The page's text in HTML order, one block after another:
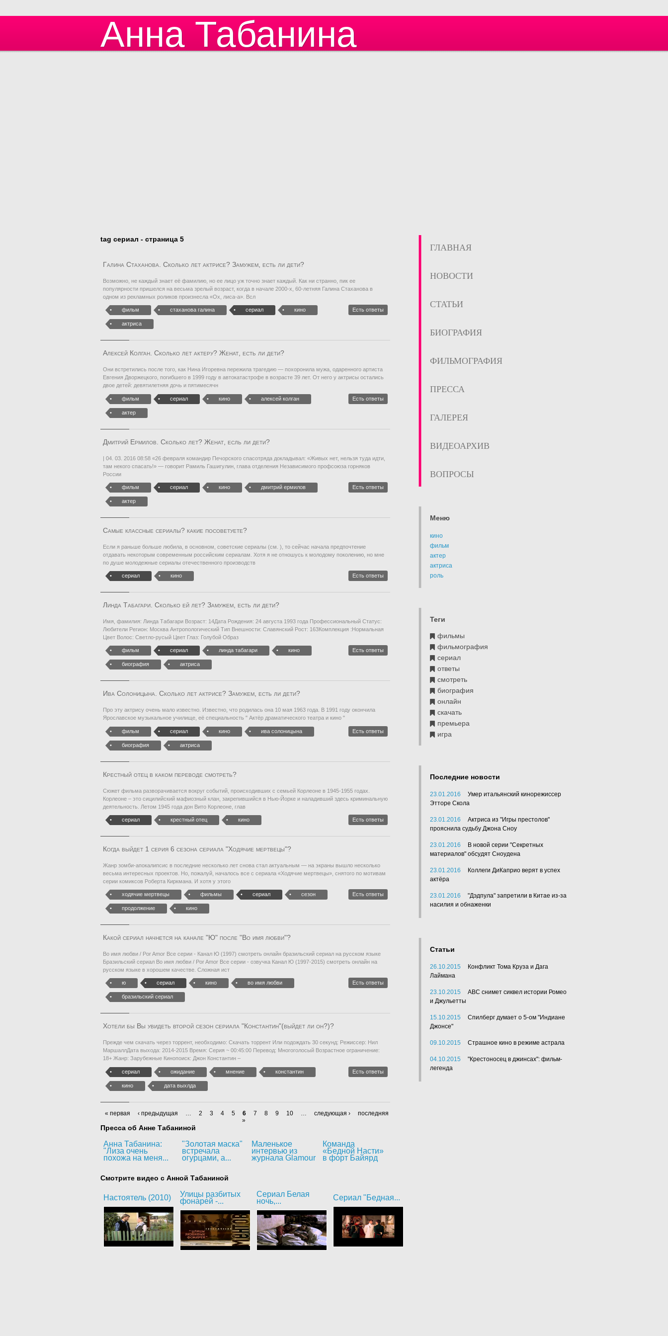
Анна Табанина
tag сериал - страница 5
Галина Стаханова. Сколько лет актрисе? Замужем, есть ли дети?
Возможно, не каждый знает её фамилию, но ее лицо уж точно знает каждый. Как ни странно, пик ее
популярности пришелся на весьма зрелый возраст, когда в начале 2000-х, 60-летняя Галина Стаханова в
одном из рекламных роликов произнесла «Ох, лиса-а». Всл
фильм стаханова галина сериал кино
актриса
Есть ответы
Алексей Колган. Сколько лет актеру? Женат, есть ли дети?
Они встретились после того, как Нина Игоревна пережила трагедию — похоронила мужа, одаренного артиста
Евгения Дворжецкого, погибшего в 1999 году в автокатастрофе в возрасте 39 лет. От него у актрисы остались
двое детей: девятилетняя дочь и пятимесячн
фильм сериал кино алексей колган
актер
Есть ответы
Дмитрий Ермилов. Сколько лет? Женат, есль ли дети?
| 04. 03. 2016 08:58 «26 февраля командир Печорского спасотряда докладывал: «Живых нет, нельзя туда идти,
там некого спасать!» — говорит Рамиль Гашигулин, глава отделения Независимого профсоюза горняков
России
фильм сериал кино дмитрий ермилов
актер
Есть ответы
Самые классные сериалы? какие посоветуете?
Если я раньше больше любила, в основном, советские сериалы (см. ), то сейчас начала предпочтение
отдавать некоторым современным российским сериалам. Хотя я не отношусь к молодому поколению, но мне
по душе молодежные сериалы отечественного производств
сериал кино Есть ответы
Линда Табагари. Сколько ей лет? Замужем, есть ли дети?
Имя, фамилия: Линда Табагари Возраст: 14Дата Рождения: 24 августа 1993 года Профессиональный Статус:
Любители Регион: Москва Антропологический Тип Внешности: Славянский Рост: 163Комплекция :Нормальная
Цвет Волос: Светло-русый Цвет Глаз: Голубой Образ
фильм сериал линда табагари кино
биография актриса
Есть ответы
Ива Солоницына. Сколько лет актрисе? Замужем, есть ли дети?
Про эту актрису очень мало известно. Известно, что родилась она 10 мая 1963 года. В 1991 году окончила
Ярославское музыкальное училище, её специальность " Актёр драматического театра и кино "
фильм сериал кино ива солоницына
биография актриса
Есть ответы
Крестный отец в каком переводе смотреть?
Сюжет фильма разворачивается вокруг событий, происходивших с семьей Корлеоне в 1945-1955 годах.
Корлеоне – это сицилийский мафиозный клан, закрепившийся в Нью-Йорке и наладивший здесь криминальную
деятельность. Летом 1945 года дон Вито Корлеоне, глав
сериал крестный отец кино Есть ответы
Когда выйдет 1 серия 6 сезона сериала "Ходячие мертвецы"?
Жанр зомби-апокалипсис в последние несколько лет снова стал актуальным — на экраны вышло несколько
весьма интересных проектов. Но, пожалуй, началось все с сериала «Ходячие мертвецы», снятого по мотивам
серии комиксов Роберта Киркмана. И хотя у этого
ходячие мертвецы фильмы сериал сезон
продолжение кино
Есть ответы
Какой сериал начнется на канале "Ю" после "Во имя любви"?
Во имя любви / Por Amor Все серии - Канал Ю (1997) смотреть онлайн бразильский сериал на русском языке
Бразильский сериал Во имя любви / Por Amor Все серии - озвучка Канал Ю (1997-2015) смотреть онлайн на
русском языке в хорошем качестве. Сложная ист
ю сериал кино во имя любви
бразильский сериал
Есть ответы
Хотели бы Вы увидеть второй сезон сериала "Константин"(выйдет ли он?)?
Прежде чем скачать через торрент, необходимо: Скачать торрент Или подождать 30 секунд: Режиссер: Нил
МаршаллДата выхода: 2014-2015 Время: Серия ~ 00:45:00 Перевод: Многоголосый Возрастное ограничение:
18+ Жанр: Зарубежные Кинопоиск: Джон Константин –
сериал ожидание мнение константин
кино дата выхлда
Есть ответы
« первая ‹ предыдущая 2 3 4 5 6 7 8 9 10 следующая ›
последняя
»
Пресса об Анне Табаниной
Анна Табанина:
"Лиза очень
похожа на меня...
"Золотая маска"
встречала
огурцами, а...
Маленькое
интервью из
журнала Glamour
Команда
«Бедной Насти»
в форт Байярд
Смотрите видео с Анной Табаниной
Настоятель (2010)
Улицы разбитых
фонарей -...
Сериал Белая
ночь,...
Сериал "Бедная...
ГЛАВНАЯ
НОВОСТИ
СТАТЬИ
БИОГРАФИЯ
ФИЛЬМОГРАФИЯ
ПРЕССА
ГАЛЕРЕЯ
ВИДЕОАРХИВ
ВОПРОСЫ
Меню
кино
фильм
актер
актриса
роль
Теги
фильмы
фильмография
сериал
ответы
смотреть
биография
онлайн
скачать
премьера
игра
Последние новости
23.01.2016
Умер итальянский кинорежиссер
Этторе Скола
23.01.2016
Актриса из "Игры престолов"
прояснила судьбу Джона Сноу
23.01.2016
В новой серии "Секретных
материалов" обсудят Сноудена
23.01.2016
Коллеги ДиКаприо верят в успех
актёра
23.01.2016
"Дэдпула" запретили в Китае из-за
насилия и обнаженки
Статьи
26.10.2015
Конфликт Тома Круза и Дага
Лаймана
23.10.2015
АВС снимет сиквел истории Ромео
и Джульетты
15.10.2015
Спилберг думает о 5-ом "Индиане
Джонсе"
09.10.2015 Страшное кино в режиме астрала
04.10.2015
"Крестоносец в джинсах": фильм-
легенда